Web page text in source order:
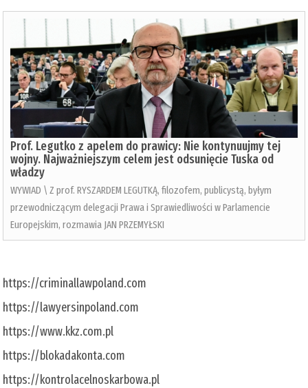
Prof. Legutko z apelem do prawicy: Nie kontynuujmy tej
wojny. Najważniejszym celem jest odsunięcie Tuska od
władzy
WYWIAD \ Z prof. RYSZARDEM LEGUTKĄ, filozofem, publicystą, byłym
przewodniczącym delegacji Prawa i Sprawiedliwości w Parlamencie
Europejskim, rozmawia JAN PRZEMYŁSKI
https://criminallawpoland.com
https://lawyersinpoland.com
https://www.kkz.com.pl
https://blokadakonta.com
https://kontrolacelnoskarbowa.pl